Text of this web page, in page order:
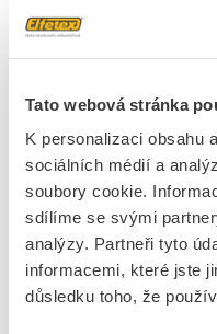
Tato webová stránka
K personalizaci obsahu
sociálních médií a
soubory cookie.
sdílíme se svými
analýzy. Partneři tyto
informacemi, které jste
důsledku toho, že
Konstrukční typ
Délka
Šířka
Hloubka
Materiál